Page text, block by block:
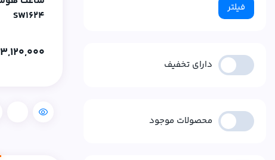
فیلتر
دارای تخفیف
محصولات موجود
SW1624
3,120,000